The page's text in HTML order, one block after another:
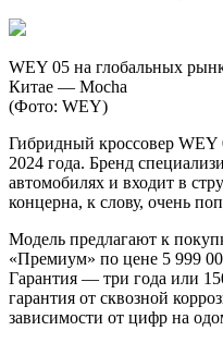
WEY 05 на глобальных
Китае — Mocha
(Фото: WEY)
Гибридный кроссовер WEY
2024 года. Бренд
автомобилях и входит в
концерна, к слову, очень
Модель предлагают к
«Премиум» по цене 5 999
Гарантия — три года или
гарантия от сквозной
зависимости от цифр на